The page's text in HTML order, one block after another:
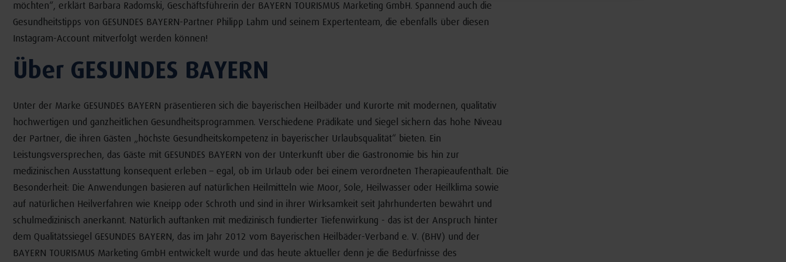
möchten“, erklärt Barbara Radomski, Geschäftsführerin der BAYERN TOURISMUS Marketing GmbH. Spannend auch die
Gesundheitstipps von GESUNDES BAYERN-Partner Philipp Lahm und seinem Expertenteam, die ebenfalls über diesen
Instagram-Account mitverfolgt werden können!
Über GESUNDES BAYERN
Unter der Marke GESUNDES BAYERN präsentieren sich die bayerischen Heilbäder und Kurorte mit modernen, qualitativ
hochwertigen und ganzheitlichen Gesundheitsprogrammen. Verschiedene Prädikate und Siegel sichern das hohe Niveau
der Partner, die ihren Gästen „höchste Gesundheitskompetenz in bayerischer Urlaubsqualität“ bieten. Ein
Leistungsversprechen, das Gäste mit GESUNDES BAYERN von der Unterkunft über die Gastronomie bis hin zur
medizinischen Ausstattung konsequent erleben – egal, ob im Urlaub oder bei einem verordneten Therapieaufenthalt. Die
Besonderheit: Die Anwendungen basieren auf natürlichen Heilmitteln wie Moor, Sole, Heilwasser oder Heilklima sowie
auf natürlichen Heilverfahren wie Kneipp oder Schroth und sind in ihrer Wirksamkeit seit Jahrhunderten bewährt und
schulmedizinisch anerkannt. Natürlich auftanken mit medizinisch fundierter Tiefenwirkung - das ist der Anspruch hinter
dem Qualitätssiegel GESUNDES BAYERN, das im Jahr 2012 vom Bayerischen Heilbäder-Verband e. V. (BHV) und der
BAYERN TOURISMUS Marketing GmbH entwickelt wurde und das heute aktueller denn je die Bedürfnisse des